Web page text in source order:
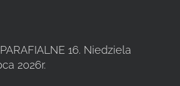
16. Niedziela
2026r.